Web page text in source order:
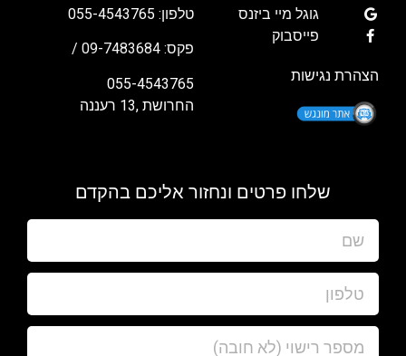
גוגל מיי ביזנס
פייסבוק
הצהרת נגישות
טלפון: 055-4543765
פקס: 09-7483684 /
055-4543765
החרושת ,13 רעננה
שלחו פרטים ונחזור אליכם בהקדם